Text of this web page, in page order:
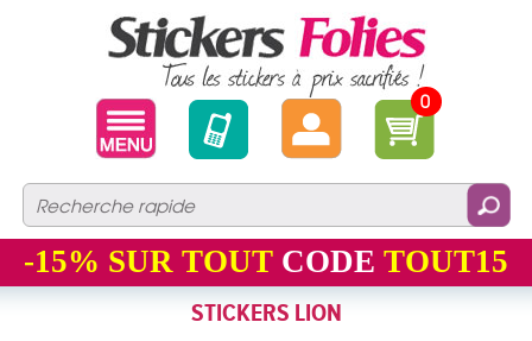
0
-15% SUR TOUT CODE TOUT15
STICKERS LION